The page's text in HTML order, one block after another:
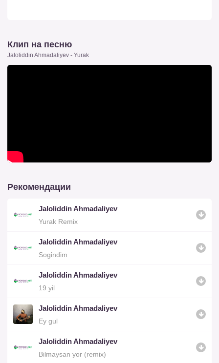
Клип на песню
Jaloliddin Ahmadaliyev - Yurak
Рекомендации
Jaloliddin Ahmadaliyev
Yurak Remix
Jaloliddin Ahmadaliyev
Sogindim
Jaloliddin Ahmadaliyev
19 yil
Jaloliddin Ahmadaliyev
Ey gul
Jaloliddin Ahmadaliyev
Bilmaysan yor (remix)